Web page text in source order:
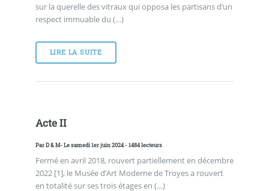
sur la querelle des vitraux qui opposa les partisans d’un
respect immuable du (…)
LIRE LA SUITE
Acte II
ParD & M- Le samedi 1er juin 2024 - 1484 lecteurs
Fermé en avril 2018, rouvert partiellement en décembre
2022 [1], le Musée d’Art Moderne de Troyes a rouvert
en totalité sur ses trois étages en (…)